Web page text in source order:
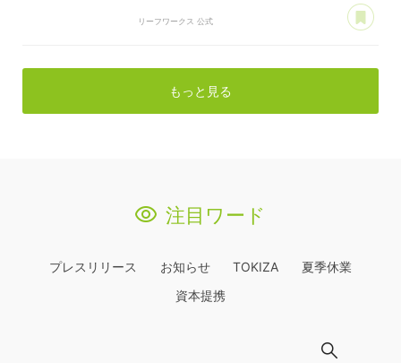
リーフワークス 公式
もっと見る
注目ワード
プレスリリース お知らせ TOKIZA
夏季休業
資本提携